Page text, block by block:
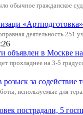
обычное гражданское
деятельность 251
объявлен в Москве
прохладнее на 3-5
за содействие
используемые для
пострадали, 5